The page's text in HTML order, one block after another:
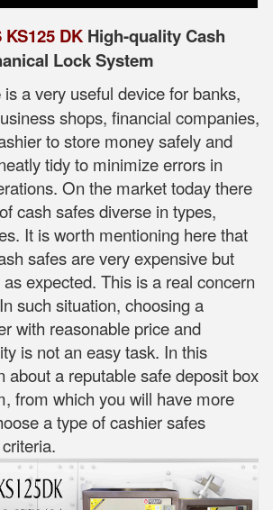
KS125 DK High-quality Cash
Lock System
is a very useful device for banks,
shops, financial companies,
to store money safely and
tidy to minimize errors in
On the market today there
cash safes diverse in types,
It is worth mentioning here that
safes are very expensive but
expected. This is a real concern
such situation, choosing a
with reasonable price and
is not an easy task. In this
about a reputable safe deposit box
from which you will have more
a type of cashier safes